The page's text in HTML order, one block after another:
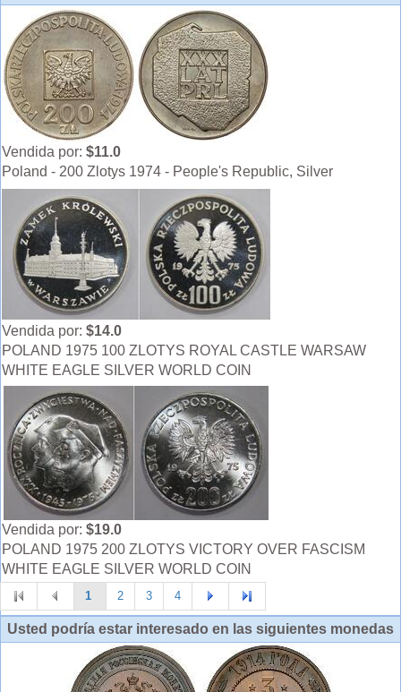
Vendida por: $11.0
Poland - 200 Zlotys 1974 - People's Republic, Silver
Vendida por: $14.0
POLAND 1975 100 ZLOTYS ROYAL CASTLE WARSAW
WHITE EAGLE SILVER WORLD COIN
Vendida por: $19.0
POLAND 1975 200 ZLOTYS VICTORY OVER FASCISM
WHITE EAGLE SILVER WORLD COIN
1 2 3 4
Usted podría estar interesado en las siguientes monedas